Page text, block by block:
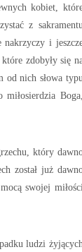
kobiet,
z
i
zdobyły się
od nich słowa
miłosierdzia Boga,
który
został już
swojej
ludzi